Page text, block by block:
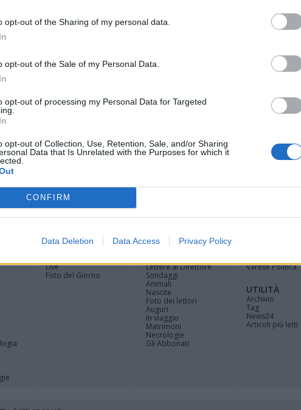
opt-out of the Sharing of my personal data.
opt-out of the Sale of my Personal Data.
opt-out of processing my Personal Data for Targeted
opt-out of Collection, Use, Retention, Sale, and/or Sharing
Data that Is Unrelated with the Purposes for which it
CONFIRM
Data Deletion Data Access Privacy Policy
milano
“Il comparto è sotto scacco”
Registrati Redazione
contributo
MULTIMEDIA
Live
Foto del Giorno
COMUNITÀ
Lettere al Direttore
Sondaggi
Animali
Nascite
Foto dei lettori
Auguri
In viaggio
Matrimoni
Necrologie
Gli Abbonati
Varese Politica
UTILITÀ
Archivio
Tag
News24
Articoli più letti